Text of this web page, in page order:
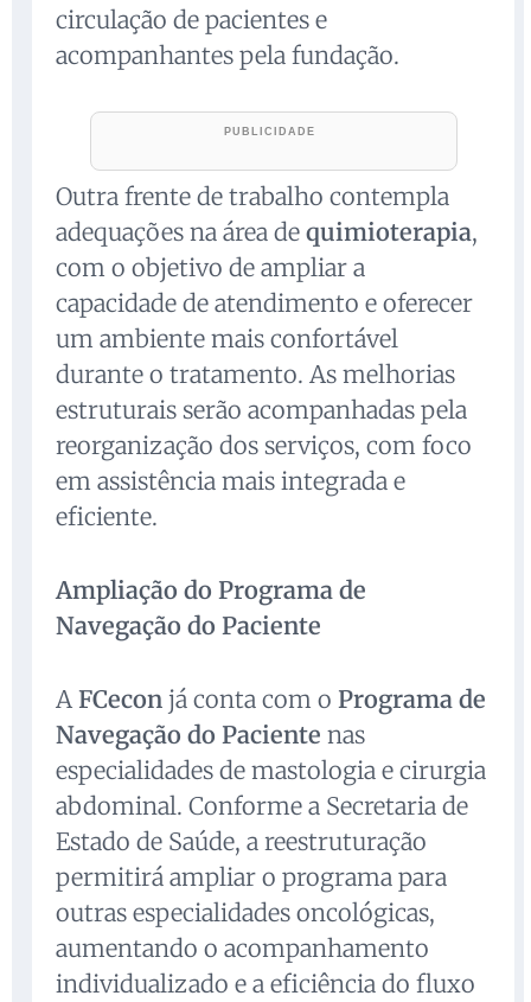
circulação de pacientes e
acompanhantes pela fundação.
Outra frente de trabalho contempla
adequações na área de quimioterapia,
com o objetivo de ampliar a
capacidade de atendimento e oferecer
um ambiente mais confortável
durante o tratamento. As melhorias
estruturais serão acompanhadas pela
reorganização dos serviços, com foco
em assistência mais integrada e
eficiente.
Ampliação do Programa de
Navegação do Paciente
A FCecon já conta com o Programa de
Navegação do Paciente nas
especialidades de mastologia e cirurgia
abdominal. Conforme a Secretaria de
Estado de Saúde, a reestruturação
permitirá ampliar o programa para
outras especialidades oncológicas,
aumentando o acompanhamento
individualizado e a eficiência do fluxo